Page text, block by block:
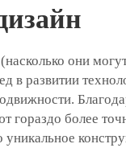
они
в развитии
гораздо более